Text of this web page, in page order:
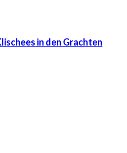
in den Grachten